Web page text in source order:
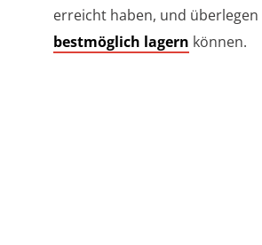
erreicht haben, und überlegen
bestmöglich lagern können.